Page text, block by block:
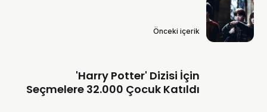
Önceki içerik
'Harry Potter' Dizisi İçin
Seçmelere 32.000 Çocuk Katıldı